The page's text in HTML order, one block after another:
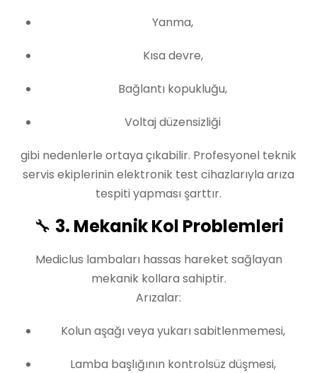
Yanma,
Kısa devre,
Bağlantı kopukluğu,
Voltaj düzensizliği
gibi nedenlerle ortaya çıkabilir. Profesyonel teknik
servis ekiplerinin elektronik test cihazlarıyla arıza
tespiti yapması şarttır.
🔧 3. Mekanik Kol Problemleri
Mediclus lambaları hassas hareket sağlayan
mekanik kollara sahiptir.
Arızalar:
Kolun aşağı veya yukarı sabitlenmemesi,
Lamba başlığının kontrolsüz düşmesi,